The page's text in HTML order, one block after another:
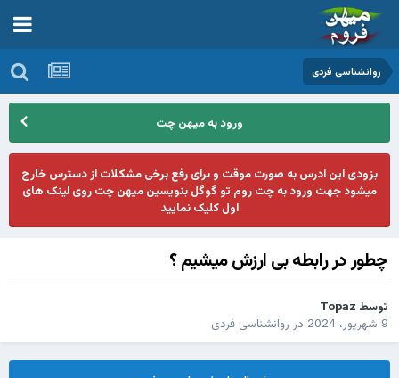
روانشناسی فردی
ورود به میهن چت
بزودی این ادرس به صورت موقت و برای رفع برخی مشکلات از دسترس خارج
میشود جهت ورود به چت روم تو گوگل بنویسین میهن چت روی لینک های
اول کلیک نمایید
چطور در رابطه بی ارزش میشیم ؟
توسط Topaz
9 شهریور، 2024
در روانشناسی فردی